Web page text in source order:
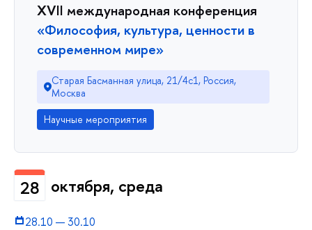
XVII международная конференция
«Философия, культура, ценности в
современном мире»
Старая Басманная улица, 21/4с1, Россия,
Москва
Научные мероприятия
28 октября, среда
28.10 —30.10